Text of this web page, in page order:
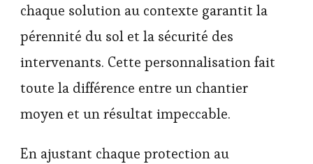
chaque solution au contexte garantit la
pérennité du sol et la sécurité des
intervenants. Cette personnalisation fait
toute la différence entre un chantier
moyen et un résultat impeccable.
En ajustant chaque protection au